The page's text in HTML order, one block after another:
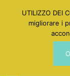
UTILIZZO DEI
migliorare i